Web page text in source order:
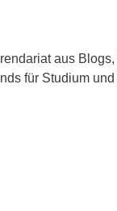
aus
für Studium